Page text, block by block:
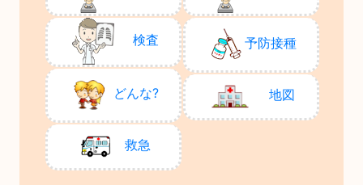
検査
どんな?
救急
予防接種
地図